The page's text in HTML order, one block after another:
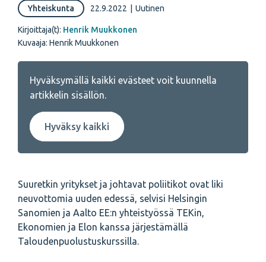
Yhteiskunta 22.9.2022 Uutinen
Kirjoittaja(t): Henrik Muukkonen
Kuvaaja: Henrik Muukkonen
Hyväksymällä kaikki evästeet voit kuunnella
artikkelin sisällön.
Hyväksy kaikki
Suuretkin yritykset ja johtavat poliitikot ovat liki
neuvottomia uuden edessä, selvisi Helsingin
Sanomien ja Aalto EE:n yhteistyössä TEKin,
Ekonomien ja Elon kanssa järjestämällä
Taloudenpuolustuskurssilla.